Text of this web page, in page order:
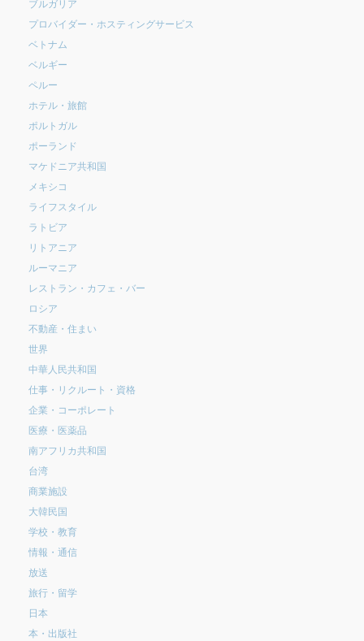
ブルガリア
プロバイダー・ホスティングサービス
ベトナム
ベルギー
ペルー
ホテル・旅館
ポルトガル
ポーランド
マケドニア共和国
メキシコ
ライフスタイル
ラトビア
リトアニア
ルーマニア
レストラン・カフェ・バー
ロシア
不動産・住まい
世界
中華人民共和国
仕事・リクルート・資格
企業・コーポレート
医療・医薬品
南アフリカ共和国
台湾
商業施設
大韓民国
学校・教育
情報・通信
放送
旅行・留学
日本
本・出版社